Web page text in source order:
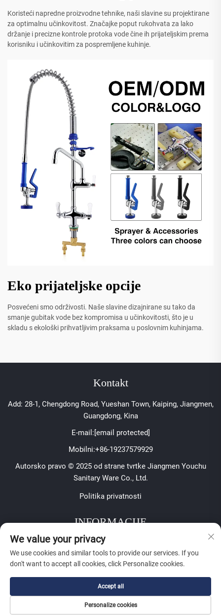
Koristeći napredne proizvodne tehnike, naši slavine su projektirane
za optimalnu učinkovitost. Značajke poput rukohvata za lako
držanje i precizne kontrole protoka vode čine ih prijateljskim prema
korisniku i učinkovitim za pospremljene kuhinje.
Eko prijateljske opcije
Posvećeni smo održivosti. Naše slavine dizajnirane su tako da
smanje gubitak vode bez kompromisa u učinkovitosti, što je u
skladu s ekološki prihvatljivim praksama u poslovnim kuhinjama.
Kontakt
Add: 28-1, Chengdong Road, Yueshan Town, Kaiping, Jiangmen,
Guangdong, Kina
E-mail:[email protected]
Mobilni:+86-19237579929
Autorsko pravo © 2025 od strane tvrtke Jiangmen Youchu
Sanitary Ware Co., Ltd.
Politika privatnosti
INFORMACIJE
Prijavite se za primanje našeg tjednog biltena
Pošalji
We value your privacy
We use cookies and similar tools to provide our services. If you
don't want to accept all cookies, click Personalize cookies.
Personalize cookies
Accept all